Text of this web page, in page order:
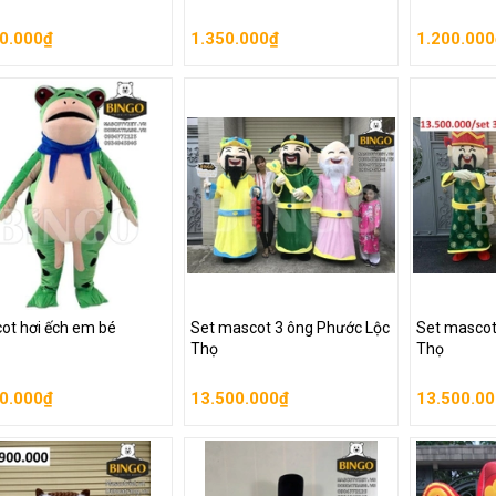
hàng 1.350.000₫
Giỏ hàng Giỏ
hơi ếch em bé
hơi ếch em bé
hàng
Set mascot 3 ông Phước Lộc
Thọ
13.500.000₫
Set mascot 3 ông Phước
13.500.000₫
Giỏ hàng
Set
Thọ
Set
Giỏ